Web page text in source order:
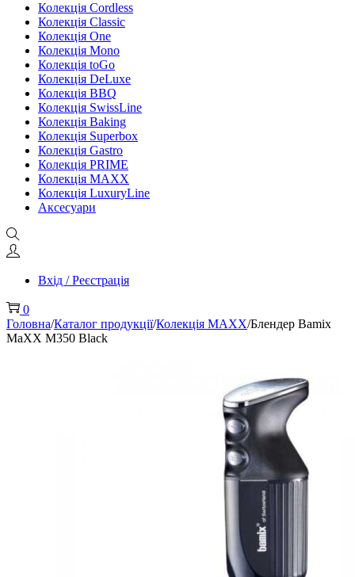
Колекція Cordless
Колекція Classic
Колекція One
Колекція Mono
Колекція toGo
Колекція DeLuxe
Колекція BBQ
Колекція SwissLine
Колекція Baking
Колекція Superbox
Колекція Gastro
Колекція PRIME
Колекція MAXX
Колекція LuxuryLine
Аксесуари
Вхід / Реєстрація
0
Головна/Каталог продукції/Колекція MAXX/Блендер Bamix
MaXX M350 Black